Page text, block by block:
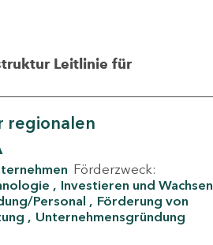
Leitlinie für
regionalen
Förderzweck:
Investieren und Wachsen
Personal
Förderung von
Unternehmensgründung